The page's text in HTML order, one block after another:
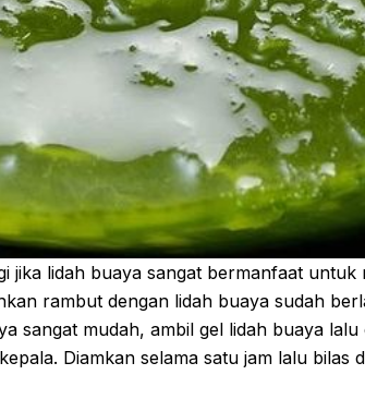
jika lidah buaya sangat bermanfaat
rambut dengan lidah buaya sudah
sangat mudah, ambil gel lidah buaya
Diamkan selama satu jam lalu bilas